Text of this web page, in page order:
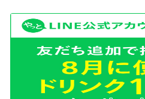
8/8（金）0:00～8/31 ···